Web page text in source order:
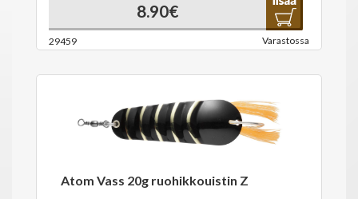
8.90€
29459 Varastossa
Atom Vass 20g ruohikkouistin Z